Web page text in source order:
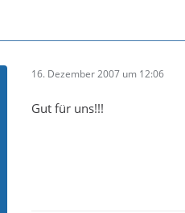
16. Dezember 2007 um 12:06
Gut für uns!!!